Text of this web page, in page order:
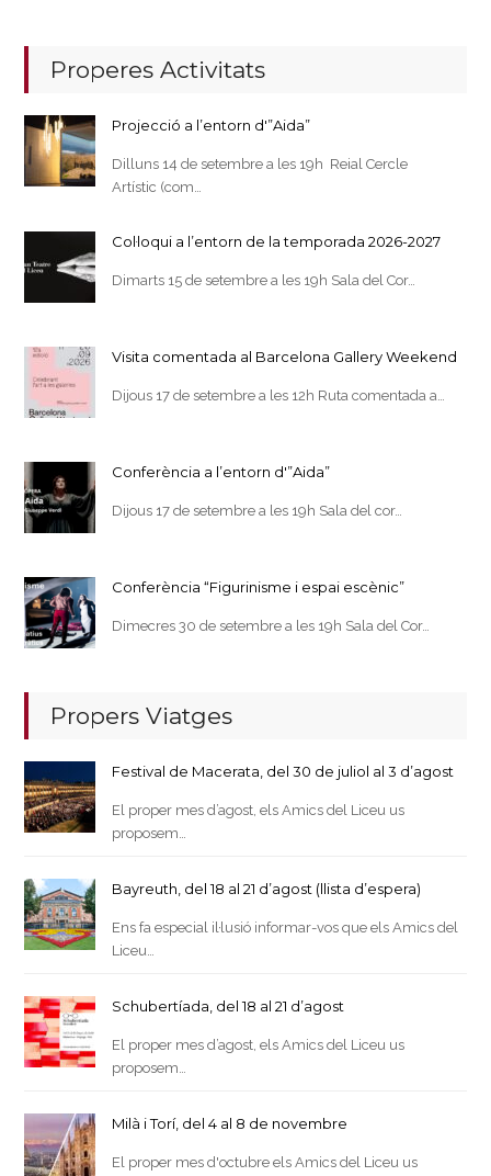
Properes Activitats
Projecció a l’entorn d'”Aida”
Dilluns 14 de setembre a les 19h Reial Cercle
Artístic (com…
Col·loqui a l’entorn de la temporada 2026-2027
Dimarts 15 de setembre a les 19h Sala del Cor…
Visita comentada al Barcelona Gallery Weekend
Dijous 17 de setembre a les 12h Ruta comentada a…
Conferència a l’entorn d'”Aida”
Dijous 17 de setembre a les 19h Sala del cor…
Conferència “Figurinisme i espai escènic”
Dimecres 30 de setembre a les 19h Sala del Cor…
Propers Viatges
Festival de Macerata, del 30 de juliol al 3 d’agost
El proper mes d’agost, els Amics del Liceu us
proposem…
Bayreuth, del 18 al 21 d’agost (llista d’espera)
Ens fa especial il·lusió informar-vos que els Amics del
Liceu…
Schubertíada, del 18 al 21 d’agost
El proper mes d’agost, els Amics del Liceu us
proposem…
Milà i Torí, del 4 al 8 de novembre
El proper mes d'octubre els Amics del Liceu us